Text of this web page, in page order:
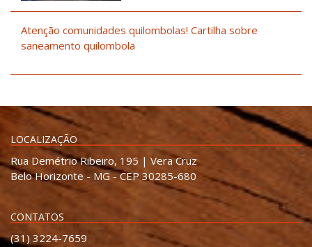
Atenção comunidades quilombolas! Cartilha sobre
saneamento quilombola
LOCALIZAÇÃO
Rua Demétrio Ribeiro, 195 | Vera Cruz
Belo Horizonte - MG - CEP 30285-680
CONTATOS
(31) 3224-7659